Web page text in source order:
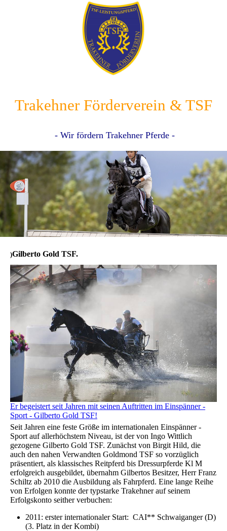
Trakehner Förderverein & TSF
- Wir fördern Trakehner Pferde -
)Gilberto Gold TSF.
Er begeistert seit Jahren mit seinen Auftritten im Einspänner -
Sport - Gilberto Gold TSF!
Seit Jahren eine feste Größe im internationalen Einspänner -
Sport auf allerhöchstem Niveau, ist der von Ingo Wittlich
gezogene Gilberto Gold TSF. Zunächst von Birgit Hild, die
auch den nahen Verwandten Goldmond TSF so vorzüglich
präsentiert, als klassisches Reitpferd bis Dressurpferde Kl M
erfolgreich ausgebildet, übernahm Gilbertos Besitzer, Herr Franz
Schiltz ab 2010 die Ausbildung als Fahrpferd. Eine lange Reihe
von Erfolgen konnte der typstarke Trakehner auf seinem
Erfolgskonto seither verbuchen:
2011: erster internationaler Start: CAI** Schwaiganger (D)
(3. Platz in der Kombi)